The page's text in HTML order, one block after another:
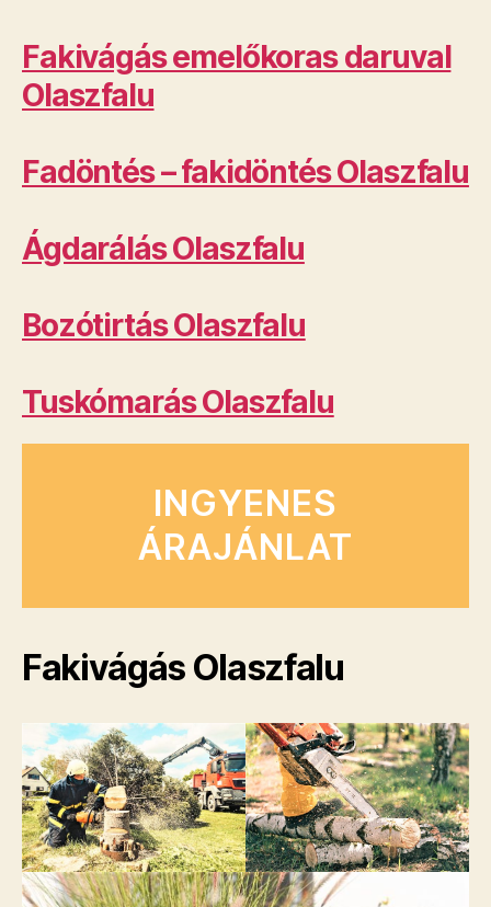
Fakivágás emelőkoras daruval
Olaszfalu
Fadöntés – fakidöntés Olaszfalu
Ágdarálás Olaszfalu
Bozótirtás Olaszfalu
Tuskómarás Olaszfalu
INGYENES
ÁRAJÁNLAT
Fakivágás Olaszfalu